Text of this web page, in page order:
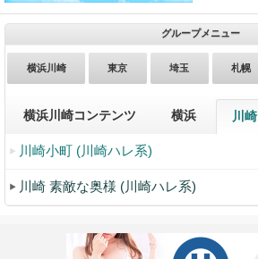
グループメニュー
横浜川崎 東京 埼玉 札幌
横浜川崎コンテンツ 横浜 川崎
川崎小町 (川崎ハレ系)
川崎 素敵な奥様 (川崎ハレ系)